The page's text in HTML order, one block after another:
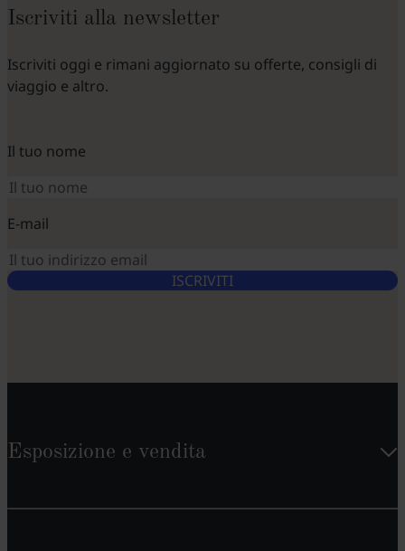
Iscriviti alla newsletter
Iscriviti oggi e rimani aggiornato su offerte, consigli di
viaggio e altro.
Il tuo nome
E-mail
ISCRIVITI
Esposizione e vendita